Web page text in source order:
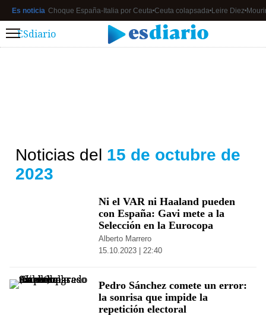
Es noticia Choque España-Italia por Ceuta Ceuta colapsada Leire Diez
Menú
ESdiario
Noticias del 15 de octubre de
2023
Ni el VAR ni Haaland pueden
con España: Gavi mete a la
Selección en la Eurocopa
Alberto Marrero
15.10.2023 | 22:40
Pedro Sánchez comete un error:
la sonrisa que impide la
repetición electoral